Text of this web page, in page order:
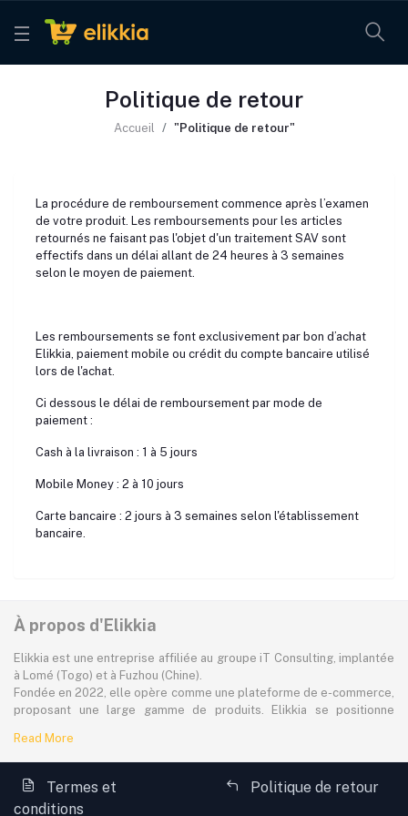
Politique de retour
Accueil "Politique de retour"
La procédure de remboursement commence après l’examen
de votre produit. Les remboursements pour les articles
retournés ne faisant pas l'objet d'un traitement SAV sont
effectifs dans un délai allant de 24 heures à 3 semaines
selon le moyen de paiement.
Les remboursements se font exclusivement par bon d’achat
Elikkia, paiement mobile ou crédit du compte bancaire utilisé
lors de l'achat.
Ci dessous le délai de remboursement par mode de
paiement :
Cash à la livraison : 1 à 5 jours
Mobile Money : 2 à 10 jours
Carte bancaire : 2 jours à 3 semaines selon l'établissement
bancaire.
À propos d'Elikkia
Elikkia est une entreprise affiliée au groupe iT Consulting, implantée
à Lomé (Togo) et à Fuzhou (Chine).
Fondée en 2022, elle opère comme une plateforme de e-commerce,
proposant une large gamme de produits. Elikkia se positionne
offrant à la fois la possibilité d'acheter localement et directement
depuis la Chine.
La plateforme dessert à plus de 80% le marché africain
francophone, avec une attention particulière portée à l'accessibilité,
Read More
Termes et
conditions
Politique de retour